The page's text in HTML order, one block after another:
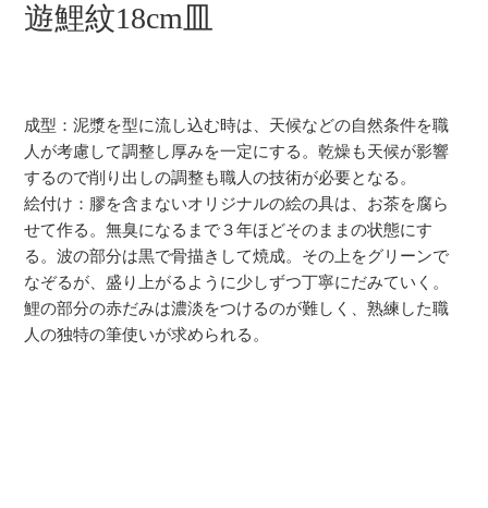
遊鯉紋18cm皿
成型：泥漿を型に流し込む時は、天候などの自然条件を職
人が考慮して調整し厚みを一定にする。乾燥も天候が影響
するので削り出しの調整も職人の技術が必要となる。
絵付け：膠を含まないオリジナルの絵の具は、お茶を腐ら
せて作る。無臭になるまで３年ほどそのままの状態にす
る。波の部分は黒で骨描きして焼成。その上をグリーンで
なぞるが、盛り上がるように少しずつ丁寧にだみていく。
鯉の部分の赤だみは濃淡をつけるのが難しく、熟練した職
人の独特の筆使いが求められる。